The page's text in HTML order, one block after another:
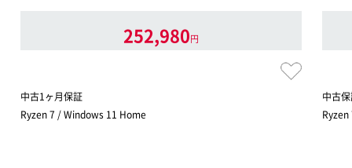
252,980円
中古1ヶ月保証
Ryzen 7 / Windows 11 Home
中古